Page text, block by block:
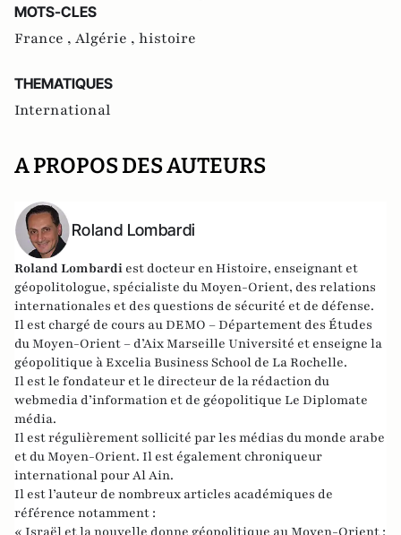
MOTS-CLES
France , Algérie , histoire
THEMATIQUES
International
A PROPOS DES AUTEURS
Roland Lombardi
Roland Lombardi est docteur en Histoire, enseignant et
géopolitologue, spécialiste du Moyen-Orient, des relations
internationales et des questions de sécurité et de défense.
Il est chargé de cours au DEMO – Département des Études
du Moyen-Orient – d’Aix Marseille Université et enseigne la
géopolitique à Excelia Business School de La Rochelle.
Il est le fondateur et le directeur de la rédaction du
webmedia d’information et de géopolitique Le Diplomate
média.
Il est régulièrement sollicité par les médias du monde arabe
et du Moyen-Orient. Il est également chroniqueur
international pourAl Ain.
Il est l’auteur de nombreux articles académiques de
référence notamment :